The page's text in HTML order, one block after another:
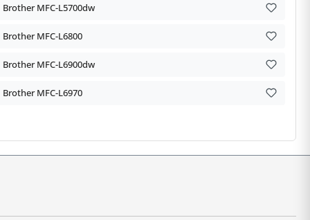
Brother MFC-L5700dw
Brother MFC-L6800
Brother MFC-L6900dw
Brother MFC-L6970